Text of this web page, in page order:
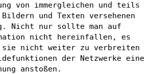
von immergleichen und teils
und Texten versehenen
Nicht nur sollte man auf
nicht hereinfallen, es
nicht weiter zu verbreiten
der Netzwerke eine
anstoßen.